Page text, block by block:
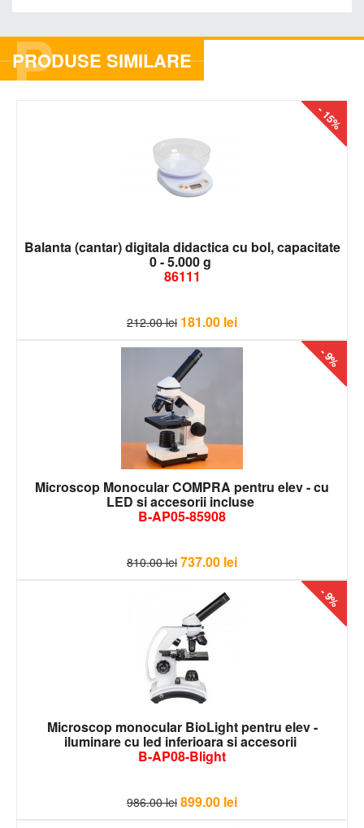
P
PRODUSE SIMILARE
- 15%
Balanta (cantar) digitala didactica cu bol, capacitate
0 - 5.000 g
86111
212.00 lei 181.00 lei
- 9%
Microscop Monocular COMPRA pentru elev - cu
LED si accesorii incluse
B-AP05-85908
810.00 lei 737.00 lei
- 9%
Microscop monocular BioLight pentru elev -
iluminare cu led inferioara si accesorii
B-AP08-Blight
986.00 lei 899.00 lei